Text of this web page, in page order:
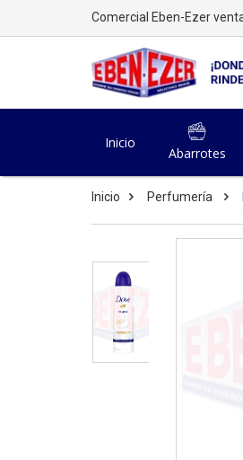
Comercial Eben-Ezer
Inicio
Abarrotes
Inicio Perfumería